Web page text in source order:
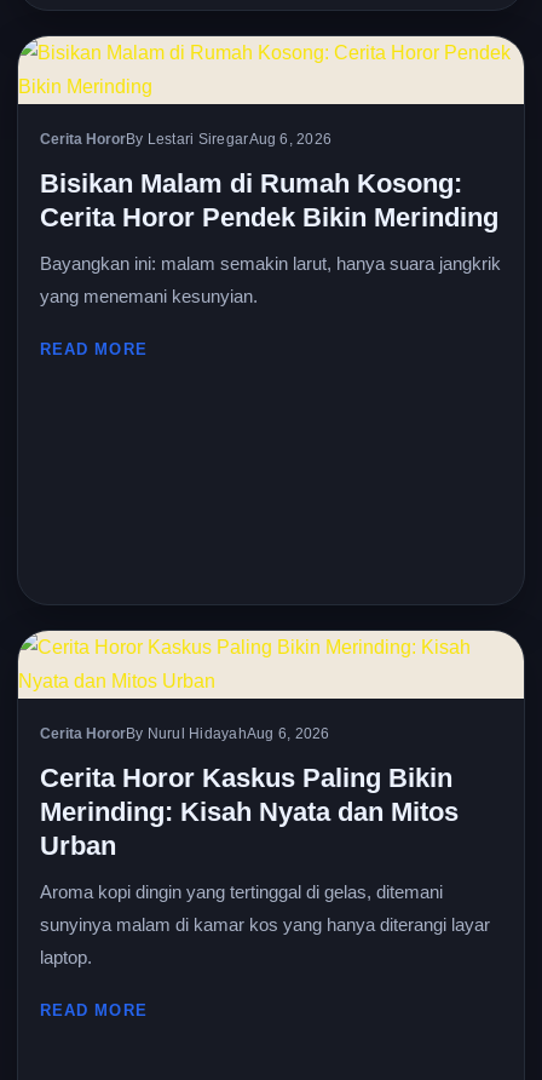
Cerita HororBy Lestari SiregarAug 6, 2026
Bisikan Malam di Rumah Kosong:
Cerita Horor Pendek Bikin Merinding
Bayangkan ini: malam semakin larut, hanya suara jangkrik
yang menemani kesunyian.
READ MORE
Cerita HororBy Nurul HidayahAug 6, 2026
Cerita Horor Kaskus Paling Bikin
Merinding: Kisah Nyata dan Mitos
Urban
Aroma kopi dingin yang tertinggal di gelas, ditemani
sunyinya malam di kamar kos yang hanya diterangi layar
laptop.
READ MORE